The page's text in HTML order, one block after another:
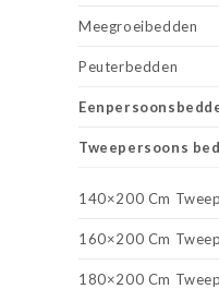
Meegroeibedden
Peuterbedden
Tweepersoons
140×200 Cm
160×200 Cm
180×200 Cm